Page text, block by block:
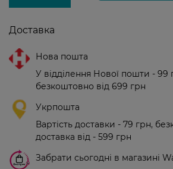
Доставка
Нова пошта
У відділення Нової пошти - 99
безкоштовно від 699 грн
Укрпошта
Вартість доставки - 79 грн,
доставка від - 599 грн
Забрати сьогодні в магазині